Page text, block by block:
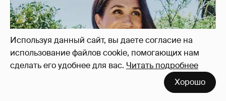
Используя данный сайт, вы даете согласие на
использование файлов cookie, помогающих нам
сделать его удобнее для вас. Читать подробнее
Хорошо
В сети высмеяли Наталию Архангельскую